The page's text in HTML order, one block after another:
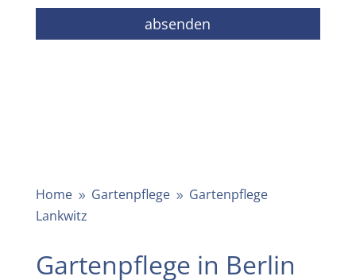
Home 9 Gartenpflege 9 Gartenpflege
Lankwitz
Gartenpflege in Berlin